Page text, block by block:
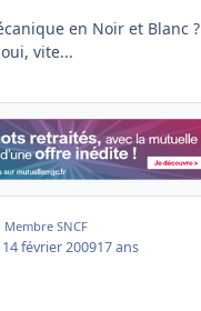
en Noir et Blanc ?
vite...
Membre SNCF
14 février 200917 ans